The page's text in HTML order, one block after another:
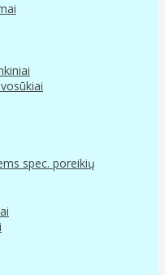
spec. poreikių